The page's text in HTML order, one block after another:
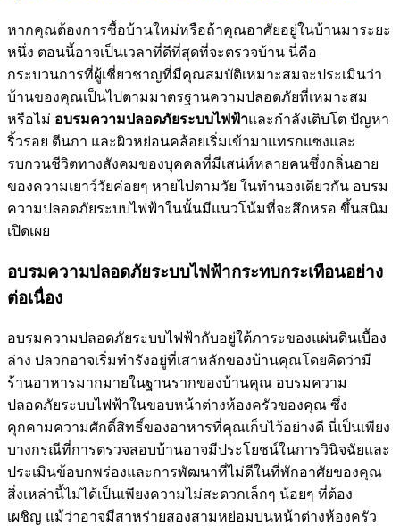
หากคุณต้องการซื้อบ้านใหม่หรือถ้าคุณอาศัยอยู่ในบ้านมาระยะ
หนึ่ง ตอนนี้อาจเป็นเวลาที่ดีที่สุดที่จะตรวจบ้าน นี่คือ
กระบวนการที่ผู้เชี่ยวชาญที่มีคุณสมบัติเหมาะสมจะประเมินว่า
บ้านของคุณเป็นไปตามมาตรฐานความปลอดภัยที่เหมาะสม
หรือไม่ อบรมความปลอดภัยระบบไฟฟ้าและกำลังเติบโต ปัญหา
ริ้วรอย ตีนกา และผิวหย่อนคล้อยเริ่มเข้ามาแทรกแซงและ
รบกวนชีวิตทางสังคมของบุคคลที่มีเสน่ห์หลายคนซึ่งกลิ่นอาย
ของความเยาว์วัยค่อยๆ หายไปตามวัย ในทำนองเดียวกัน อบรม
ความปลอดภัยระบบไฟฟ้าในนั้นมีแนวโน้มที่จะสึกหรอ ขึ้นสนิม
เปิดเผย
อบรมความปลอดภัยระบบไฟฟ้ากระทบกระเทือนอย่าง
ต่อเนื่อง
อบรมความปลอดภัยระบบไฟฟ้ากับอยู่ใต้ภาระของแผ่นดินเบื้อง
ล่าง ปลวกอาจเริ่มทำรังอยู่ที่เสาหลักของบ้านคุณโดยคิดว่ามี
ร้านอาหารมากมายในฐานรากของบ้านคุณ อบรมความ
ปลอดภัยระบบไฟฟ้าในขอบหน้าต่างห้องครัวของคุณ ซึ่ง
คุกคามความศักดิ์สิทธิ์ของอาหารที่คุณเก็บไว้อย่างดี นี่เป็นเพียง
บางกรณีที่การตรวจสอบบ้านอาจมีประโยชน์ในการวินิจฉัยและ
ประเมินข้อบกพร่องและการพัฒนาที่ไม่ดีในที่พักอาศัยของคุณ
สิ่งเหล่านี้ไม่ได้เป็นเพียงความไม่สะดวกเล็กๆ น้อยๆ ที่ต้อง
เผชิญ แม้ว่าอาจมีสาหร่ายสองสามหย่อมบนหน้าต่างห้องครัว